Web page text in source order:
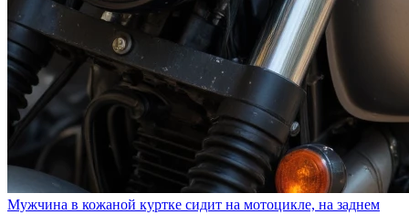
Мужчина в кожаной куртке сидит на мотоцикле, на заднем